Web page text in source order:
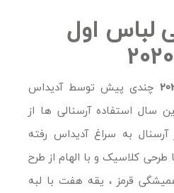
لباس اول
چندی پیش توسط آدیداس
سال استفاده آرسنالی ها از
به سراغ آدیداس رفته
کلاسیک و با الهام از طرح
با رنگ همیشگی قرمز ، یقه هفت با لبه